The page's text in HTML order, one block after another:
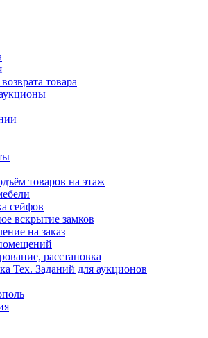
товара
товаров на этаж
сейфов
вскрытие замков
на заказ
расстановка
Тех. Заданий для аукционов